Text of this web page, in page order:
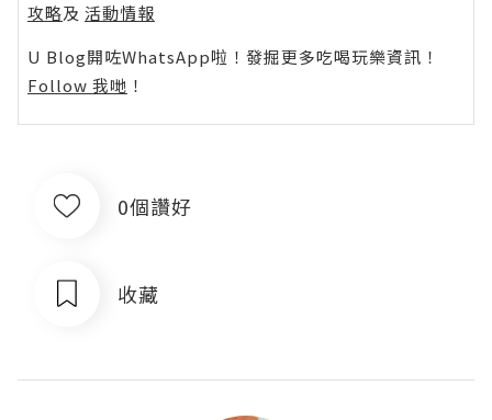
攻略及 活動情報
U Blog開咗WhatsApp啦！發掘更多吃喝玩樂資訊！
Follow 我哋 ！
0個讚好
收藏